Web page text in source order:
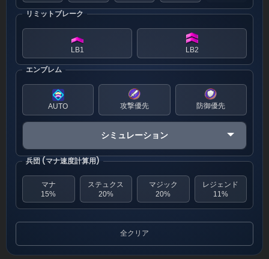
リミットブレーク
LB1 LB2
エンブレム
AUTO 攻撃優先 防御優先
シミュレーション
兵団 (マナ速度計算用)
マナ
15%
ステュクス
20%
マジック
20%
レジェンド
11%
全クリア